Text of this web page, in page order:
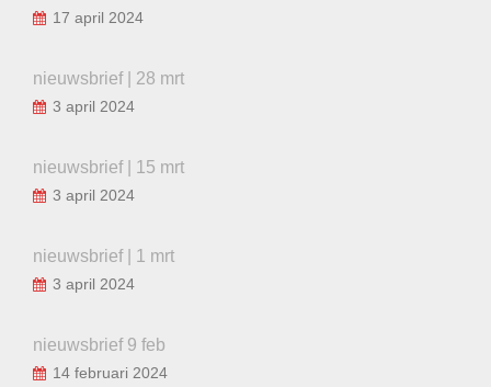
17 april 2024
nieuwsbrief | 28 mrt
3 april 2024
nieuwsbrief | 15 mrt
3 april 2024
nieuwsbrief | 1 mrt
3 april 2024
nieuwsbrief 9 feb
14 februari 2024